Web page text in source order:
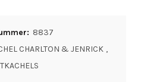
8837
CHARLTON & JENRICK ,